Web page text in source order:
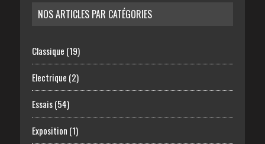
NOS ARTICLES PAR CATÉGORIES
Classique (19)
Electrique (2)
Essais(54)
Exposition (1)